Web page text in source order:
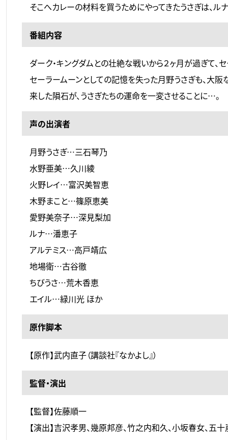
そこへカレーの材料を買うためにやってきたうさぎは、
番組内容
ダーク・キングダムとの壮絶な戦いから２ヶ月が過ぎて
セーラームーンとしての記憶を失った月野うさぎも、大
来した隕石が、うさぎたちの運命を一変させることに…。
声の出演者
月野うさぎ…三石琴乃
水野亜美…久川綾
火野レイ…富沢美智恵
木野まこと…篠原恵美
愛野美奈子…深見梨加
ルナ…潘恵子
アルテミス…高戸靖広
地場衛…古谷徹
ちびうさ…荒木香恵
エイル…緑川光 ほか
原作脚本
【原作】武内直子（講談社『なかよし』）
監督・演出
【監督】佐藤順一
【演出】吉沢孝男、幾原邦彦、竹之内和久、小坂春女、五